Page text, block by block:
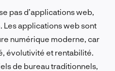
pas d’applications web,
Les applications web sont
numérique moderne, car
évolutivité et rentabilité.
de bureau traditionnels,